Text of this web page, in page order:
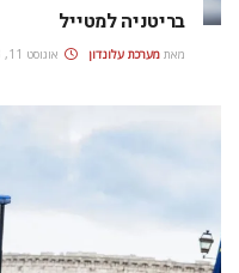
בריטניה למטייל
מאת מערכת עלונדון אוגוסט 11, 2023